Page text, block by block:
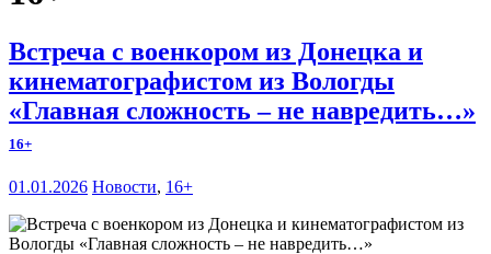
Встреча с военкором из Донецка и
кинематографистом из Вологды
«Главная сложность – не навредить…»
16+
01.01.2026 Новости, 16+